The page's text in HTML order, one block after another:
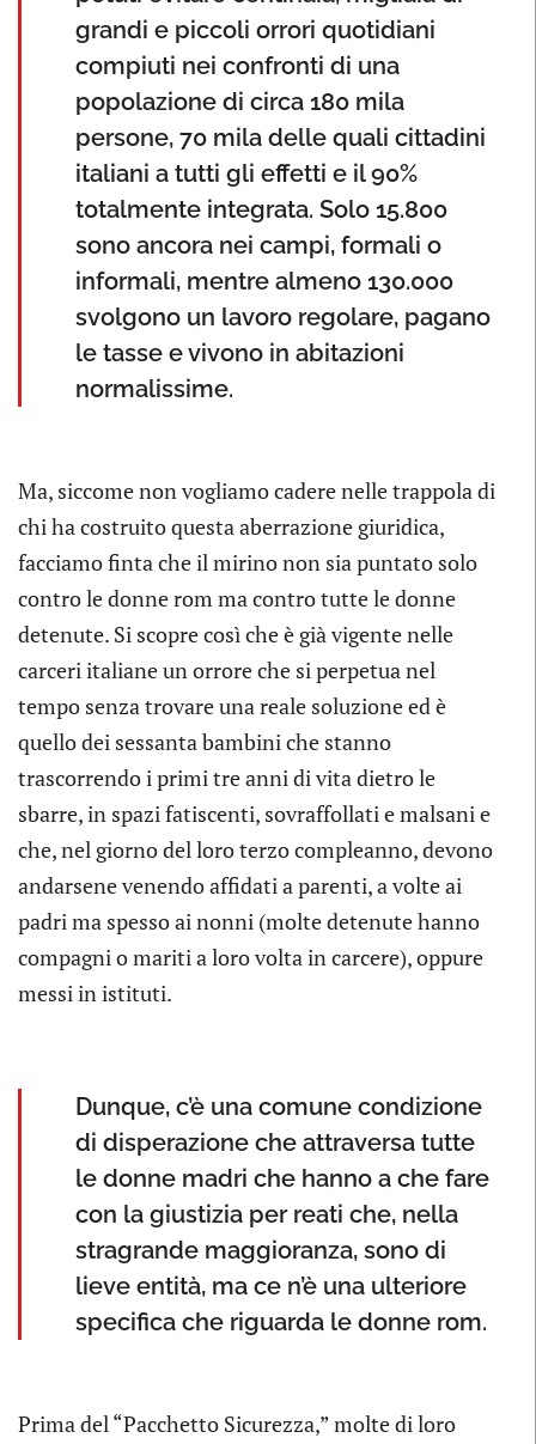
grandi e piccoli orrori quotidiani
compiuti nei confronti di una
popolazione di circa 180 mila
persone, 70 mila delle quali cittadini
italiani a tutti gli effetti e il 90%
totalmente integrata. Solo 15.800
sono ancora nei campi, formali o
informali, mentre almeno 130.000
svolgono un lavoro regolare, pagano
le tasse e vivono in abitazioni
normalissime.
Ma, siccome non vogliamo cadere nelle trappola di
chi ha costruito questa aberrazione giuridica,
facciamo finta che il mirino non sia puntato solo
contro le donne rom ma contro tutte le donne
detenute. Si scopre così che è già vigente nelle
carceri italiane un orrore che si perpetua nel
tempo senza trovare una reale soluzione ed è
quello dei sessanta bambini che stanno
trascorrendo i primi tre anni di vita dietro le
sbarre, in spazi fatiscenti, sovraffollati e malsani e
che, nel giorno del loro terzo compleanno, devono
andarsene venendo affidati a parenti, a volte ai
padri ma spesso ai nonni (molte detenute hanno
compagni o mariti a loro volta in carcere), oppure
messi in istituti.
Dunque, c’è una comune condizione
di disperazione che attraversa tutte
le donne madri che hanno a che fare
con la giustizia per reati che, nella
stragrande maggioranza, sono di
lieve entità, ma ce n’è una ulteriore
specifica che riguarda le donne rom.
Prima del “Pacchetto Sicurezza,” molte di loro